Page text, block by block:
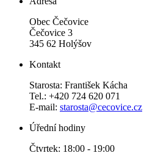
Obec Čečovice
Čečovice 3
345 62 Holýšov
Kontakt
Starosta: František Kácha
Tel.: +420 724 620 071
E-mail: starosta@cecovice.cz
Úřední hodiny
Čtvrtek: 18:00 - 19:00